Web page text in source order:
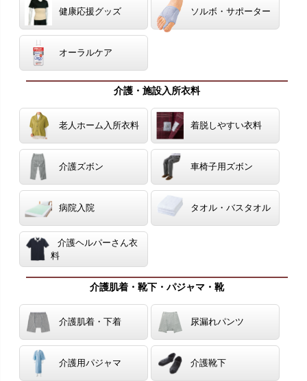
健康応援グッズ ソルボ・サポーター
オーラルケア
介護・施設入所衣料
老人ホーム入所衣料 着脱しやすい衣料
介護ズボン 車椅子用ズボン
病院入院 タオル・バスタオル
介護ヘルパーさん衣
料
介護肌着・靴下・パジャマ・靴
介護肌着・下着 尿漏れパンツ
介護用パジャマ 介護靴下